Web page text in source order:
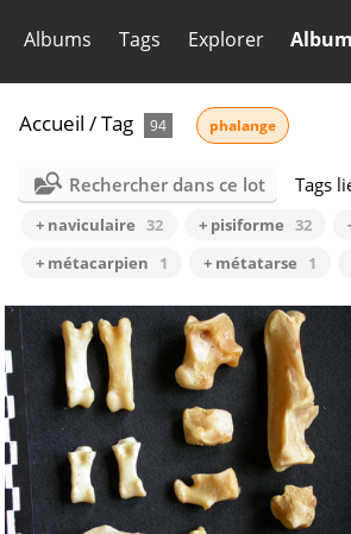
Albums Tags Explorer
Accueil /Tag 94 phalange
Rechercher dans ce lot Tags
+ naviculaire 32 + pisiforme 32
+ métacarpien
1 + métatarse 1